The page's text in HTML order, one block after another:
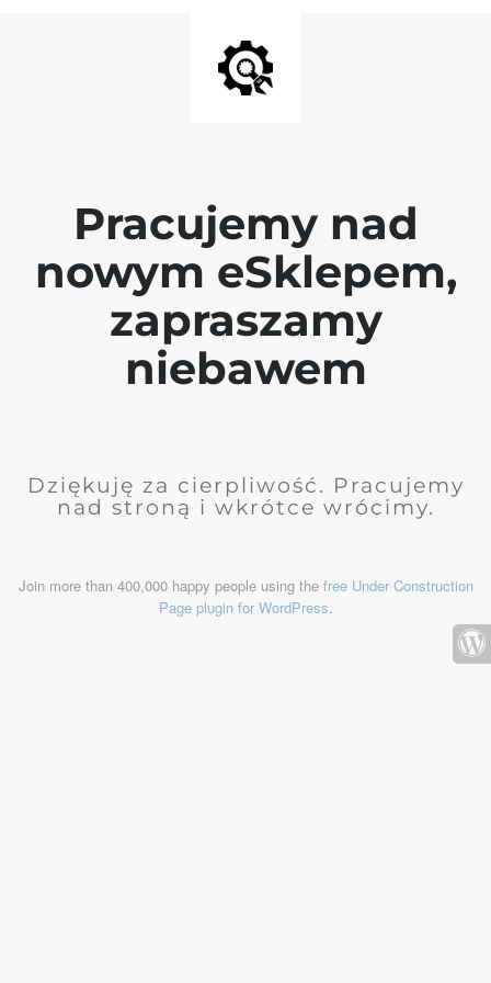
Pracujemy nad
nowym eSklepem,
zapraszamy
niebawem
Dziękuję za cierpliwość. Pracujemy
nad stroną i wkrótce wrócimy.
Join more than 400,000 happy people using the free Under Construction
Page plugin for WordPress.